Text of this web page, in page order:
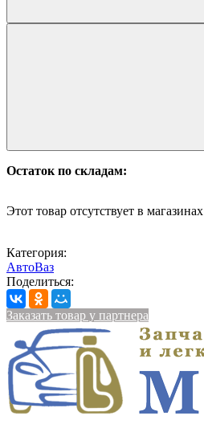
Остаток по складам:
Этот товар отсутствует в магазинах
Категория:
АвтоВаз
Поделиться:
Заказать товар у партнера